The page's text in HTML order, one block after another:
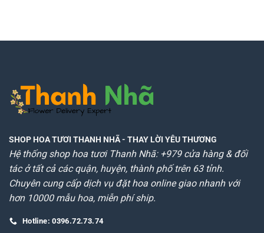
SHOP HOA TƯƠI THANH NHÃ- THAY LỜI YÊU THƯƠNG
Hệ thống shop hoa tươi Thanh Nhã: +979 cửa hàng & đối
tác ở tất cả các quận, huyện, thành phố trên 63 tỉnh.
Chuyên cung cấp dịch vụ đặt hoa online giao nhanh với
hơn 10000 mẫu hoa, miễn phí ship.
Hotline: 0396.72.73.74